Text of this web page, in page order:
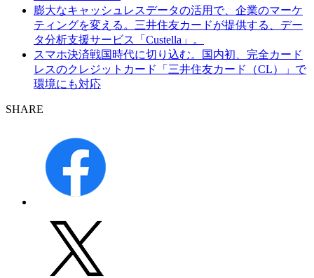
膨大なキャッシュレスデータの活用で、企業のマーケ
ティングを変える。三井住友カードが提供する、デー
タ分析支援サービス「Custella」。
スマホ決済戦国時代に切り込む。国内初、完全カード
レスのクレジットカード「三井住友カード（CL）」で
環境にも対応
SHARE